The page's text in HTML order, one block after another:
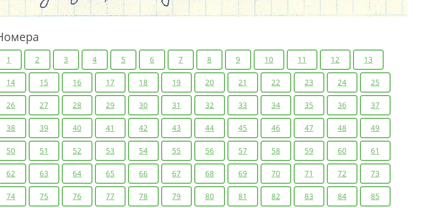
1 2 3 4 5 6 7 8 9 10 11 12 13
14 15 16 17 18 19 20 21 22 23 24 25
26 27 28 29 30 31 32 33 34 35 36 37
38 39 40 41 42 43 44 45 46 47 48 49
50 51 52 53 54 55 56 57 58 59 60 61
62 63 64 65 66 67 68 69 70 71 72 73
74 75 76 77 78 79 80 81 82 83 84 85